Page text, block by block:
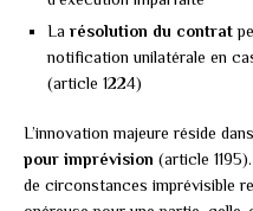
La résolution du contrat
notification unilatérale en
(article 1224)
L’innovation majeure réside
pour imprévision (article
de circonstances imprévisible